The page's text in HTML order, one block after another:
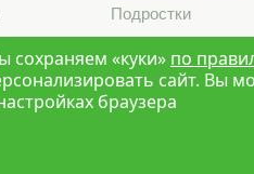
Подростки
Детства»
сохраняем «куки» по
сайт. Вы
браузера